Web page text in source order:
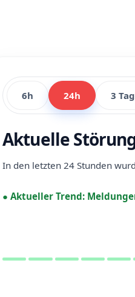
6h 24h 3
Aktuelle
In den letzten 24 Stunden
● Aktueller Trend: